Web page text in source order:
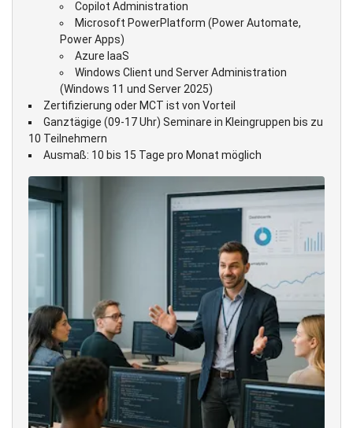
Copilot Administration
Microsoft PowerPlatform (Power Automate,
Power Apps)
Azure IaaS
Windows Client und Server Administration
(Windows 11 und Server 2025)
Zertifizierung oder MCT ist von Vorteil
Ganztägige (09-17 Uhr) Seminare in Kleingruppen bis zu
10 Teilnehmern
Ausmaß: 10 bis 15 Tage pro Monat möglich